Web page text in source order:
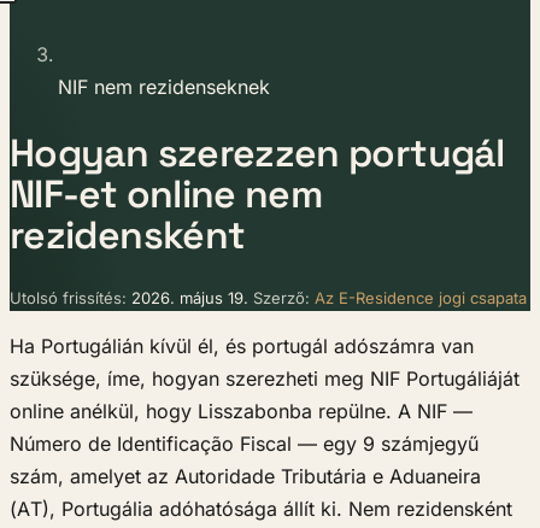
NIF nem rezidenseknek
Hogyan szerezzen portugál
NIF-et online nem
rezidensként
Utolsó frissítés: 2026. május 19. Szerző: Az E-Residence jogi csapata
Ha Portugálián kívül él, és portugál adószámra van
szüksége, íme, hogyan szerezheti meg NIF Portugáliáját
online anélkül, hogy Lisszabonba repülne. A NIF —
Número de Identificação Fiscal — egy 9 számjegyű
szám, amelyet az Autoridade Tributária e Aduaneira
(AT), Portugália adóhatósága állít ki. Nem rezidensként